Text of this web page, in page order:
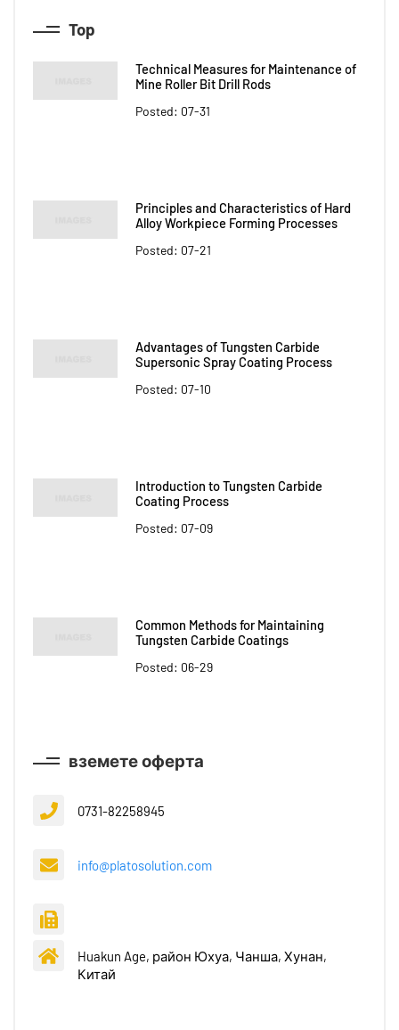
Top
Technical Measures for Maintenance of
Mine Roller Bit Drill Rods
Posted: 07-31
Principles and Characteristics of Hard
Alloy Workpiece Forming Processes
Posted: 07-21
Advantages of Tungsten Carbide
Supersonic Spray Coating Process
Posted: 07-10
Introduction to Tungsten Carbide
Coating Process
Posted: 07-09
Common Methods for Maintaining
Tungsten Carbide Coatings
Posted: 06-29
вземете оферта
0731-82258945
info@platosolution.com
Huakun Age, район Юхуа, Чанша, Хунан,
Китай